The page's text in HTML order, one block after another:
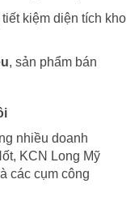
kiệm diện tích kho
, sản phẩm bán
nhiều doanh
KCN Long Mỹ
các cụm công